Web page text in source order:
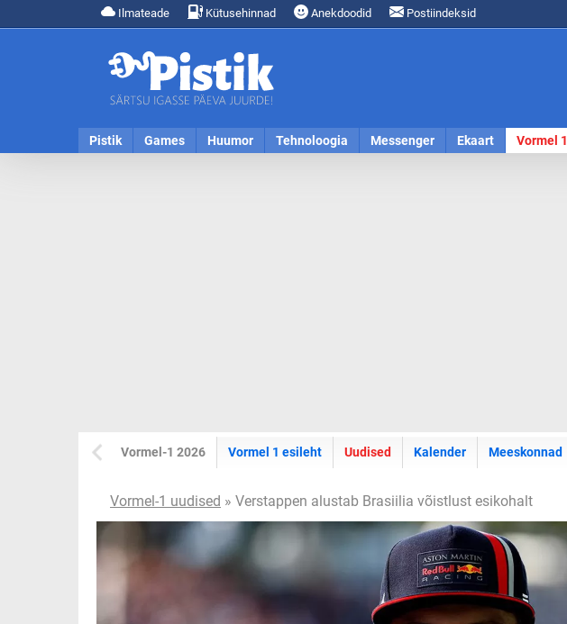
Ilmateade Kütusehinnad Anekdoodid Postiindeksid
Pistik Games Huumor Tehnoloogia Messenger Ekaart Vormel 1
Vormel-1 2026 Vormel 1 esileht Uudised Kalender Meeskonnad
Vormel-1 uudised » Verstappen alustab Brasiilia võistlust esikohalt